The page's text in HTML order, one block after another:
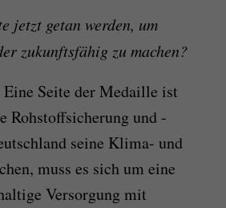
jetzt getan werden, um
zukunftsfähig zu machen?
Seite der Medaille ist
Rohstoffsicherung und -
seine Klima- und
muss es sich um eine
Versorgung mit